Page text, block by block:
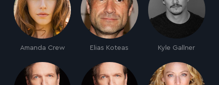
Amanda Crew Elias Koteas Kyle Gallner